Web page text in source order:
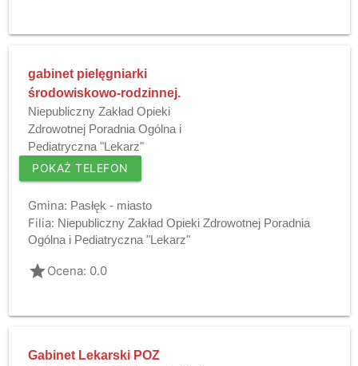
gabinet pielęgniarki
środowiskowo-rodzinnej.
Niepubliczny Zakład Opieki
Zdrowotnej Poradnia Ogólna i
Pediatryczna "Lekarz"
POKAŻ TELEFON
Gmina: Pasłęk - miasto
Filia: Niepubliczny Zakład Opieki Zdrowotnej Poradnia
Ogólna i Pediatryczna "Lekarz"
gradeOcena: 0.0
Gabinet Lekarski POZ